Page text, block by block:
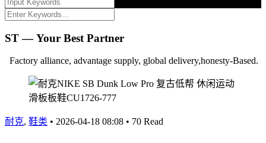
ST — Your Best Partner
Factory alliance, advantage supply, global delivery,honesty-Based.
耐克, 鞋类 • 2026-04-18 08:08 • 70 Read